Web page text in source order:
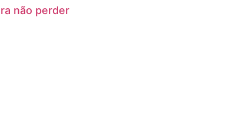
não perder